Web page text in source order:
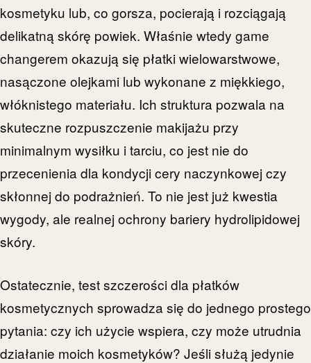
kosmetyku lub, co gorsza, pocierają i rozciągają
delikatną skórę powiek. Właśnie wtedy game
changerem okazują się płatki wielowarstwowe,
nasączone olejkami lub wykonane z miękkiego,
włóknistego materiału. Ich struktura pozwala na
skuteczne rozpuszczenie makijażu przy
minimalnym wysiłku i tarciu, co jest nie do
przecenienia dla kondycji cery naczynkowej czy
skłonnej do podrażnień. To nie jest już kwestia
wygody, ale realnej ochrony bariery hydrolipidowej
skóry.
Ostatecznie, test szczerości dla płatków
kosmetycznych sprowadza się do jednego prostego
pytania: czy ich użycie wspiera, czy może utrudnia
działanie moich kosmetyków? Jeśli służą jedynie